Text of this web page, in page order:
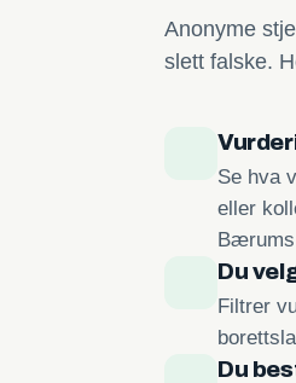
Anonyme
slett falske.
Se hva
eller
Du
Filtrer
Du